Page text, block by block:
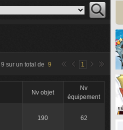
9 sur un total de 9 1
Nv objet
Nv
équipement
190 62